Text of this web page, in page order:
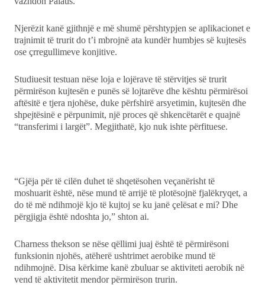
Njerëzit kanë gjithnjë e më shumë përshtypjen se aplikacionet e
trajnimit të trurit do t’i mbrojnë ata kundër humbjes së kujtesës
ose çrregullimeve konjitive.
Studiuesit testuan nëse loja e lojërave të stërvitjes së trurit
përmirëson kujtesën e punës së lojtarëve dhe kështu përmirësoi
aftësitë e tjera njohëse, duke përfshirë arsyetimin, kujtesën dhe
shpejtësinë e përpunimit, një proces që shkencëtarët e quajnë
“transferimi i largët”. Megjithatë, kjo nuk ishte përfituese.
“Gjëja për të cilën duhet të shqetësohen veçanërisht të
moshuarit është, nëse mund të arrijë të plotësojnë fjalëkryqet, a
do të më ndihmojë kjo të kujtoj se ku janë çelësat e mi? Dhe
përgjigja është ndoshta jo,” shton ai.
Charness thekson se nëse qëllimi juaj është të përmirësoni
funksionin njohës, atëherë ushtrimet aerobike mund të
ndihmojnë. Disa kërkime kanë zbuluar se aktiviteti aerobik në
vend të aktivitetit mendor përmirëson trurin.